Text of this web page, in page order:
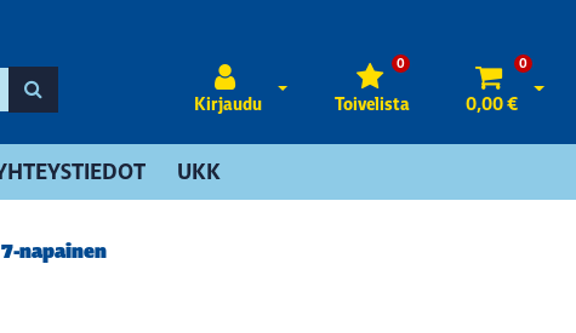
Kirjaudu
Avaa kirjautuminen
Toivelista
0 0
0,00 €
UKK
7-napainen